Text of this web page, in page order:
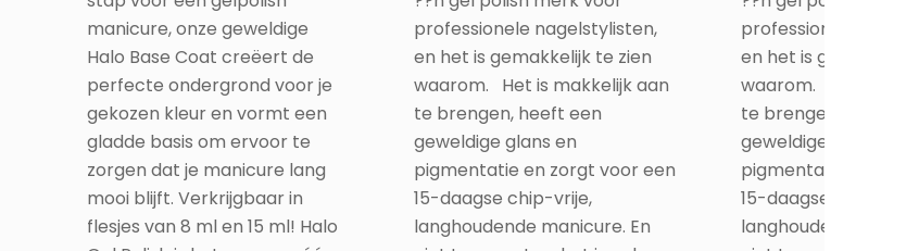
manicure, onze geweldige
Halo Base Coat creëert de
perfecte ondergrond voor je
gekozen kleur en vormt een
gladde basis om ervoor te
zorgen dat je manicure lang
mooi blijft. Verkrijgbaar in
flesjes van 8 ml en 15 ml! Halo
professionele nagelstylisten,
en het is gemakkelijk te zien
waarom. Het is makkelijk aan
te brengen, heeft een
geweldige glans en
pigmentatie en zorgt voor een
15-daagse chip-vrije,
langhoudende manicure. En
professionele
en het is
waarom. Het is
te brengen, heeft
geweldige glans en
pigmentatie en
15-daagse chip-vrije,
langhoudende